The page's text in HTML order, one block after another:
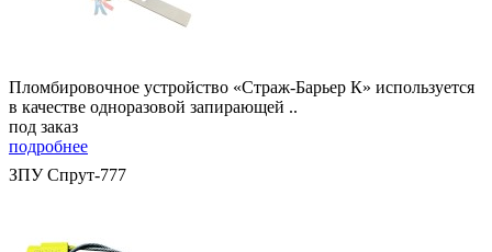
Пломбировочное устройство «Страж-Барьер К» используется
в качестве одноразовой запирающей ..
под заказ
подробнее
ЗПУ Спрут-777